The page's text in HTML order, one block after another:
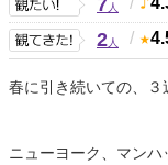
7人
2人 /
春に引き続いての、３
ニューヨーク、マンハ